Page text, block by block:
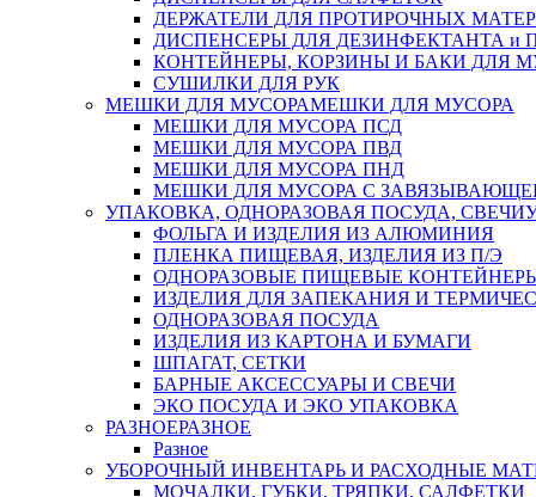
ДЕРЖАТЕЛИ ДЛЯ ПРОТИРОЧНЫХ
ДИСПЕНСЕРЫ ДЛЯ ДЕЗИНФЕКТАНТА
КОНТЕЙНЕРЫ, КОРЗИНЫ И БАКИ ДЛЯ
СУШИЛКИ ДЛЯ РУК
МЕШКИ ДЛЯ МУСОРАМЕШКИ ДЛЯ МУСОРА
МЕШКИ ДЛЯ МУСОРА ПСД
МЕШКИ ДЛЯ МУСОРА ПВД
МЕШКИ ДЛЯ МУСОРА ПНД
МЕШКИ ДЛЯ МУСОРА С
УПАКОВКА, ОДНОРАЗОВАЯ ПОСУДА, СВЕЧИ
ФОЛЬГА И ИЗДЕЛИЯ ИЗ АЛЮМИНИЯ
ПЛЕНКА ПИЩЕВАЯ, ИЗДЕЛИЯ ИЗ П/Э
ОДНОРАЗОВЫЕ ПИЩЕВЫЕ
ИЗДЕЛИЯ ДЛЯ ЗАПЕКАНИЯ И
ОДНОРАЗОВАЯ ПОСУДА
ИЗДЕЛИЯ ИЗ КАРТОНА И БУМАГИ
ШПАГАТ, СЕТКИ
БАРНЫЕ АКСЕССУАРЫ И СВЕЧИ
ЭКО ПОСУДА И ЭКО УПАКОВКА
РАЗНОЕРАЗНОЕ
Разное
УБОРОЧНЫЙ ИНВЕНТАРЬ И РАСХОДНЫЕ
МОЧАЛКИ, ГУБКИ, ТРЯПКИ, САЛФЕТКИ